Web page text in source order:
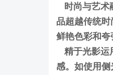
时尚与艺术
品超越传统
鲜艳色彩和夸
精于光影运
感。如使用